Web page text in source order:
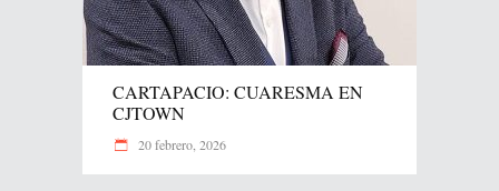
CARTAPACIO: CUARESMA EN
CJTOWN
20 febrero, 2026